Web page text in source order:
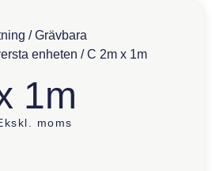
/Grävbara
enheten / C 2m x 1m
1m
moms